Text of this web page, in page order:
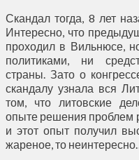
Скандал тогда, 8 лет
Интересно, что
проходил в Вильнюсе,
политиками, ни
страны. Зато о
скандалу узнала вся
том, что литовские
опыте решения проблем
и этот опыт получил
жареное, то